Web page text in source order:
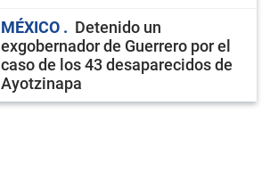
MÉXICO
Detenido un
exgobernador de Guerrero por el
caso de los 43 desaparecidos de
Ayotzinapa